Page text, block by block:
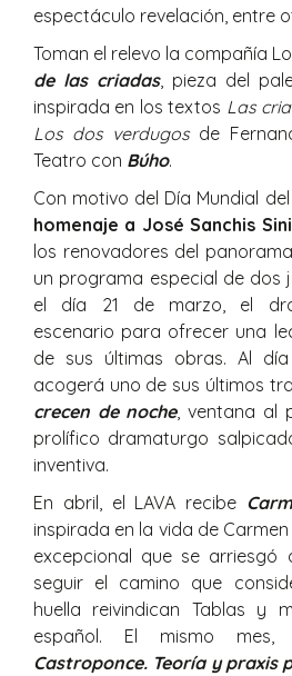
espectáculo revelación, entre
Toman el relevo la compañía
de las criadas, pieza del
inspirada en los textos Las
Los dos verdugosde
Teatro con Búho.
Con motivo del Día Mundial
homenaje a José Sanchis
los renovadores del
un programa especial de dos
el día 21 de marzo, el
escenario para ofrecer una
de sus últimas obras. Al
acogerá uno de sus últimos
crecen de noche, ventana al
prolífico dramaturgo
inventiva.
En abril, el LAVA recibe
inspirada en la vida de
excepcional que se
seguir el camino que
huella reivindican Tablas y
español. El mismo
Castroponce. Teoría y praxis